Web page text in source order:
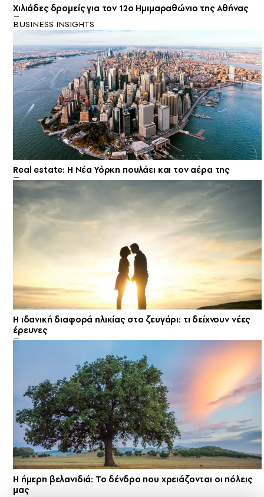
Χιλιάδες δρομείς για τον 12o Ημιμαραθώνιο της Αθήνας
BUSINESS INSIGHTS
Real estate: H Νέα Υόρκη πουλάει και τον αέρα της
Η ιδανική διαφορά ηλικίας στο ζευγάρι: τι δείχνουν νέες
έρευνες
Η ήμερη βελανιδιά: Το δένδρο που χρειάζονται οι πόλεις
μας